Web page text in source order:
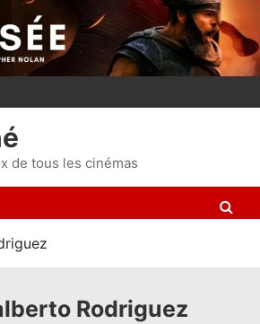
de tous les cinémas
Rodriguez